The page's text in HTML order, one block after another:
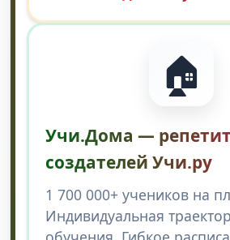
🏠
Учи.Дома —
создателей Учи.ру
1 700 000+ учеников на
Индивидуальная